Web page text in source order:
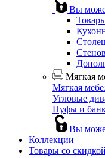
Вы
Мягкая
Мягкая
Угловые
Пуфы и
Вы
Коллекции
Товары со скидкой